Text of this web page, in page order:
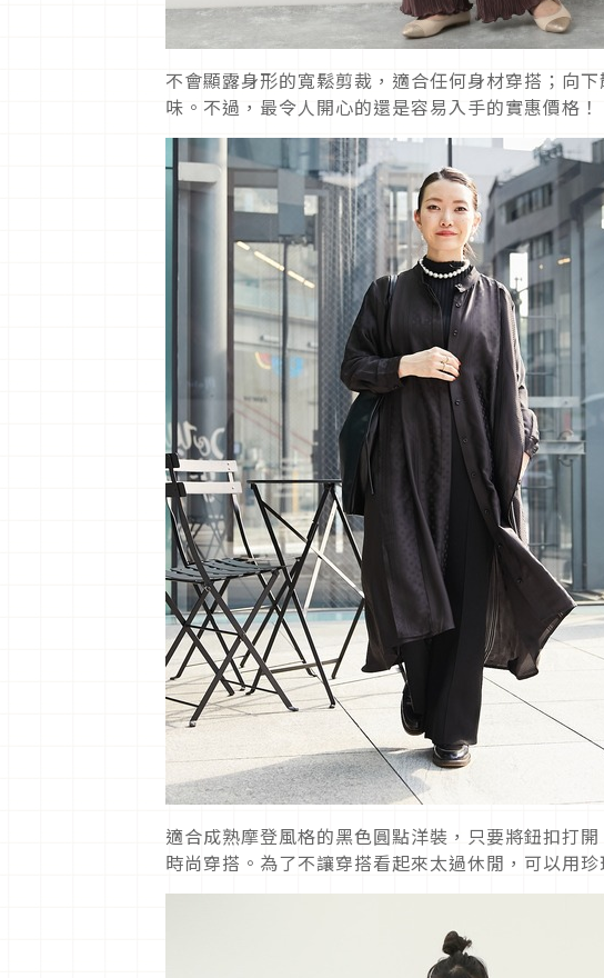
不會顯露身形的寬鬆剪裁，適合任何身材穿搭；向
味。不過，最令人開心的還是容易入手的實惠價格！
適合成熟摩登風格的黑色圓點洋裝，只要將鈕扣打
時尚穿搭。為了不讓穿搭看起來太過休閒，可以用